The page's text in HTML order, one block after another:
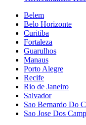
Belem
Belo Horizonte
Curitiba
Fortaleza
Guarulhos
Manaus
Porto Alegre
Recife
Rio de Janeiro
Salvador
Sao Bernardo Do
Sao Jose Dos